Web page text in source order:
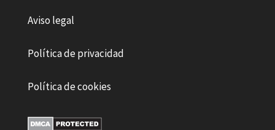
Aviso legal
Política de privacidad
Política de cookies